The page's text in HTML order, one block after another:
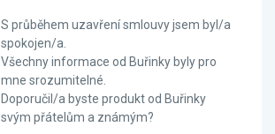
S průběhem uzavření smlouvy jsem byl/a
spokojen/a.
Všechny informace od Buřinky byly pro
mne srozumitelné.
Doporučil/a byste produkt od Buřinky
svým přátelům a známým?